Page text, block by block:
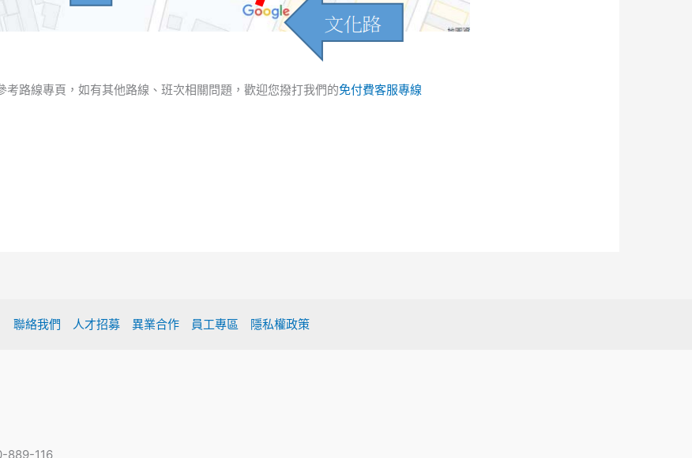
考路線專頁，如有其他路線、班次相關問題，歡迎您撥打我們的免付費客服專線
聯絡我們 人才招募 異業合作 員工專區 隱私權政策
889-116